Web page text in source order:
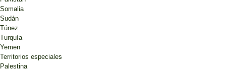
Somalia
Sudán
Túnez
Turquía
Yemen
Territorios especiales
Palestina